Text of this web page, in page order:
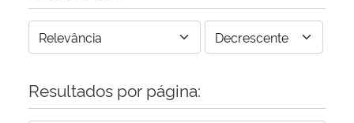
Resultados por página: